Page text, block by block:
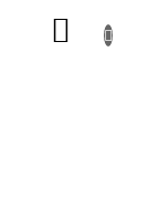
KOŠÍK